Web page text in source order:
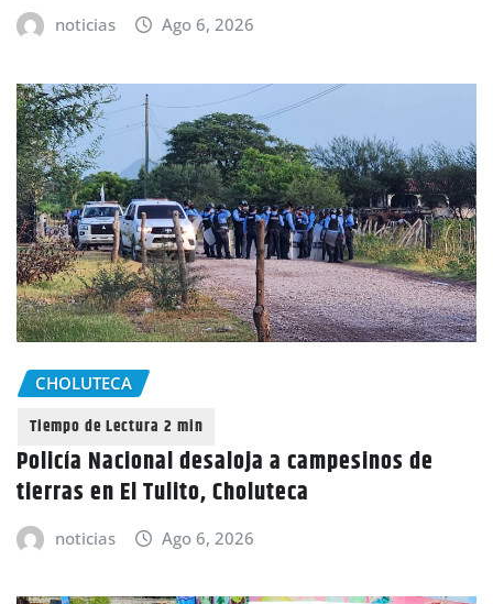
noticias Ago 6, 2026
CHOLUTECA
Policía Nacional desaloja a campesinos de
tierras en El Tulito, Choluteca
noticias Ago 6, 2026